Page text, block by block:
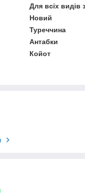
Для всіх видів
Новий
Туреччина
Антабки
Койот